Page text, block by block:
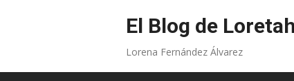
El Blog de
Lorena Fernández Álvarez